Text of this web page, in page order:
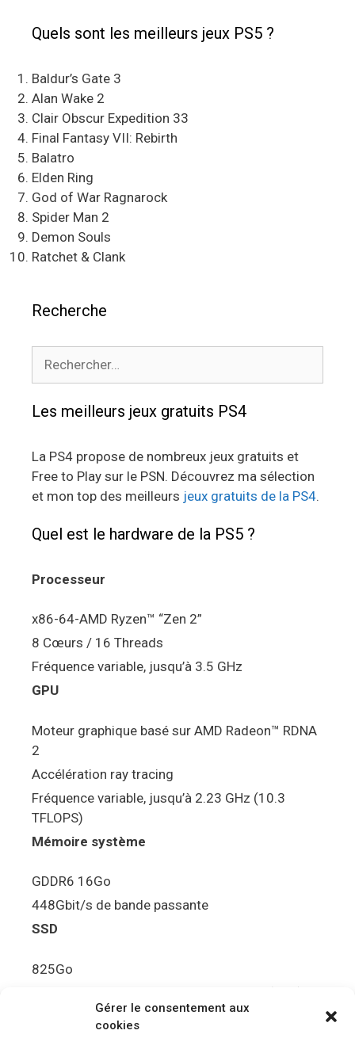
Gérer le consentement aux
cookies
Quels sont les meilleurs jeux PS5 ?
Baldur’s Gate 3
Alan Wake 2
Clair Obscur Expedition 33
Final Fantasy VII: Rebirth
Balatro
Elden Ring
God of War Ragnarock
Spider Man 2
Demon Souls
Ratchet & Clank
Recherche
Les meilleurs jeux gratuits PS4
La PS4 propose de nombreux jeux gratuits et
Free to Play sur le PSN. Découvrez ma sélection
et mon top des meilleurs jeux gratuits de la PS4.
Quel est le hardware de la PS5 ?
Processeur
x86-64-AMD Ryzen™ “Zen 2”
8 Cœurs / 16 Threads
Fréquence variable, jusqu’à 3.5 GHz
GPU
Moteur graphique basé sur AMD Radeon™ RDNA
2
Accélération ray tracing
Fréquence variable, jusqu’à 2.23 GHz (10.3
TFLOPS)
Mémoire système
GDDR6 16Go
448Gbit/s de bande passante
SSD
825Go
5.5Gbit/s de bande passante en lecture (Brut)
Disque de jeu PS5